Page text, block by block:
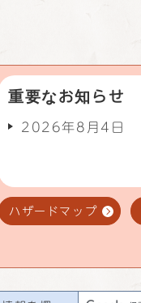
重要なお知らせ
2026年8月4日
ハザードマップ